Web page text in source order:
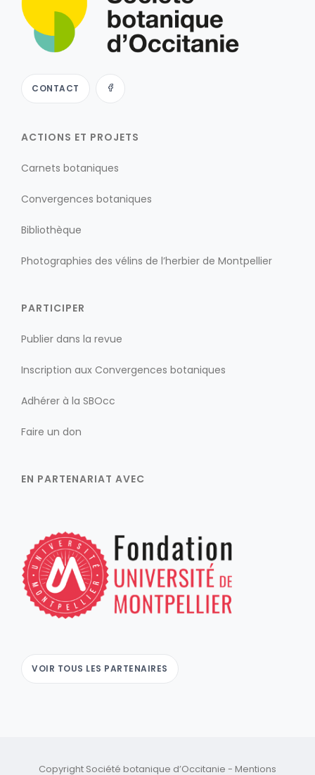
CONTACT
ACTIONS ET PROJETS
Carnets botaniques
Convergences botaniques
Bibliothèque
Photographies des vélins de l’herbier de Montpellier
PARTICIPER
Publier dans la revue
Inscription aux Convergences botaniques
Adhérer à la SBOcc
Faire un don
EN PARTENARIAT AVEC
VOIR TOUS LES PARTENAIRES
Copyright Société botanique d’Occitanie - Mentions